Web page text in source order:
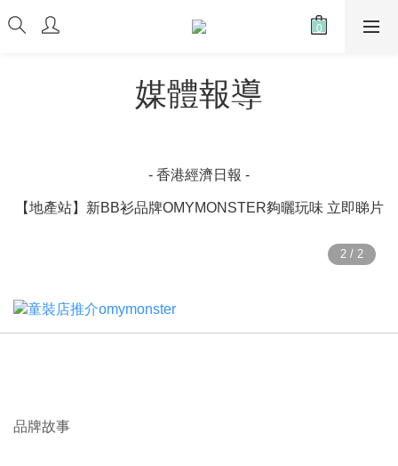
媒體報導
- 香港經濟日報 -
【地產站】新BB衫品牌OMYMONSTER夠曬玩味 立即睇片
品牌故事